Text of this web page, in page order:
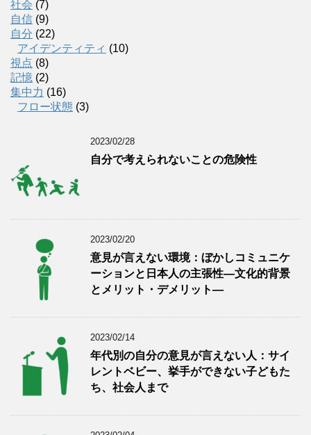
社会 (7)
自信 (9)
自分 (22)
アイデンティティ (10)
視点 (8)
記憶 (2)
集中力 (16)
フロー状態 (3)
2023/02/28
自分で考えられないことの危険性
2023/02/20
意見が言えない環境：ぼかしコミュニケ
ーションと日本人の主張性―文化的背景
とメリット・デメリット―
2023/02/14
年代別の自分の意見が言えない人：サイ
レントベビー、挙手ができない子どもた
ち、社会人まで